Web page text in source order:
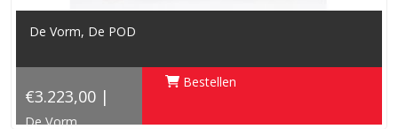
De Vorm, De POD
€3.223,00 |
De Vorm
Bestellen